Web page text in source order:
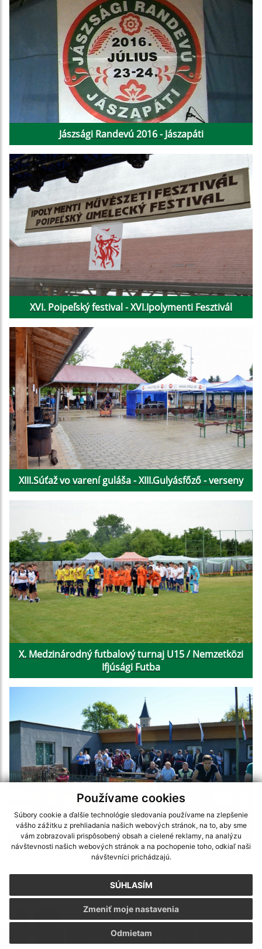
Používame cookies
Súbory cookie a ďalšie technológie sledovania používame na zlepšenie
vášho zážitku z prehliadania našich webových stránok, na to, aby sme
vám zobrazovali prispôsobený obsah a cielené reklamy, na analýzu
návštevnosti našich webových stránok a na pochopenie toho, odkiaľ naši
návštevníci prichádzajú.
SÚHLASÍM
Odmietam
Zmeniť moje nastavenia
Jászsági Randevú 2016 - Jászapáti
XVI. Poipeľský festival - XVI.Ipolymenti Fesztivál
XIII.Súťaž vo varení guláša - XIII.Gulyásfőző - verseny
X. Medzinárodný futbalový turnaj U15 / Nemzetközi
Ifjúsági Futba
Old Boys Cup 2016
2015